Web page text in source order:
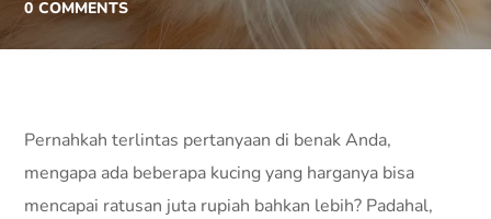
0 COMMENTS
Pernahkah terlintas pertanyaan di benak Anda,
mengapa ada beberapa kucing yang harganya bisa
mencapai ratusan juta rupiah bahkan lebih? Padahal,